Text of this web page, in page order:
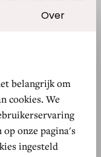
Over
belangrijk om
cookies. We
onze pagina's
ingesteld
Social media
Als ik denk
gemeen
het bos de
als ze in de
en hun
de bush, ik